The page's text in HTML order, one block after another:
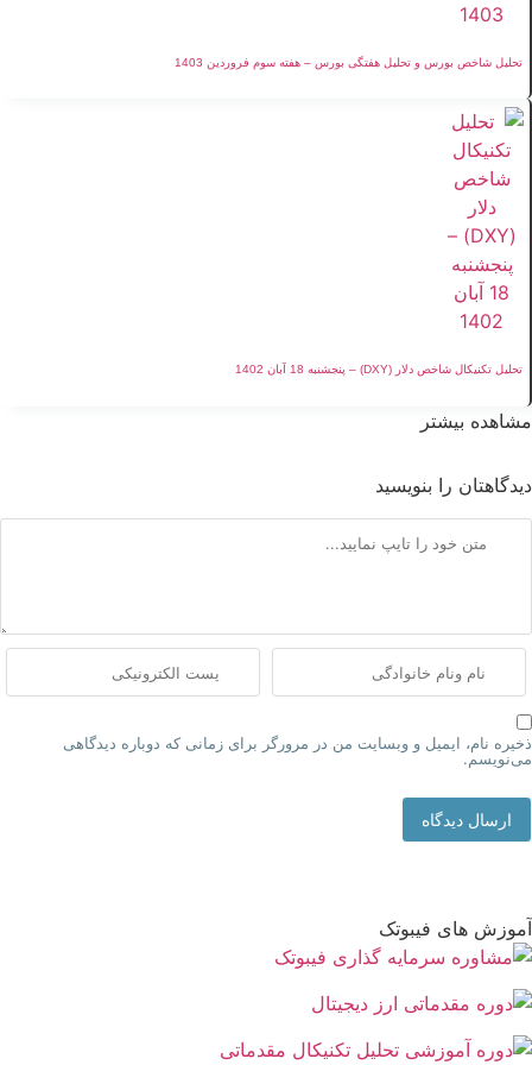
تحلیل شاخص بورس و تحلیل هفتگی بورس – هفته سوم فروردین 1403
تحلیل تکنیکال شاخص دلار (DXY) – پنجشنبه 18 آبان 1402
مشاهده بیشتر
دیدگاهتان را بنویسید
ذخیره نام، ایمیل و وبسایت من در مرورگر برای زمانی که دوباره دیدگاهی
می‌نویسم.
ارسال دیدگاه
آموزش های فیبوتک